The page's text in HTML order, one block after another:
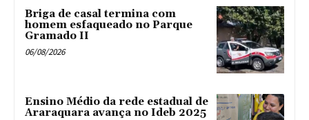
Briga de casal termina com
homem esfaqueado no Parque
Gramado II
06/08/2026
Ensino Médio da rede estadual de
Araraquara avança no Ideb 2025